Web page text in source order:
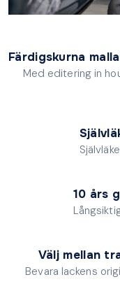
Färdigskurna
Med editering in
10 års
Välj mellan
Bevara lackens